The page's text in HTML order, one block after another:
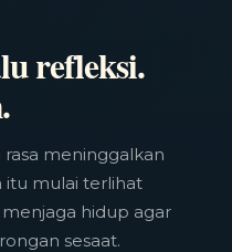
refleksi.
rasa meninggalkan
itu mulai terlihat
hidup agar
sesaat.